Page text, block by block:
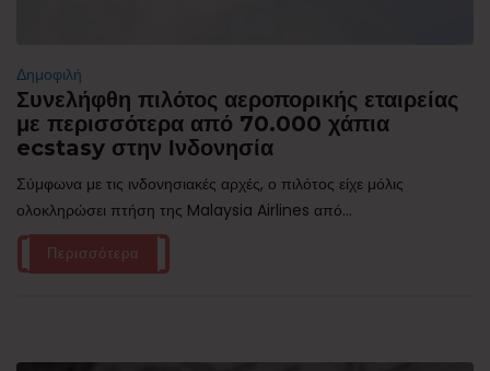
Δημοφιλή
Συνελήφθη πιλότος αεροπορικής εταιρείας
με περισσότερα από 70.000 χάπια
ecstasy στην Ινδονησία
Σύμφωνα με τις ινδονησιακές αρχές, ο πιλότος είχε μόλις
ολοκληρώσει πτήση της Malaysia Airlines από...
Περισσότερα